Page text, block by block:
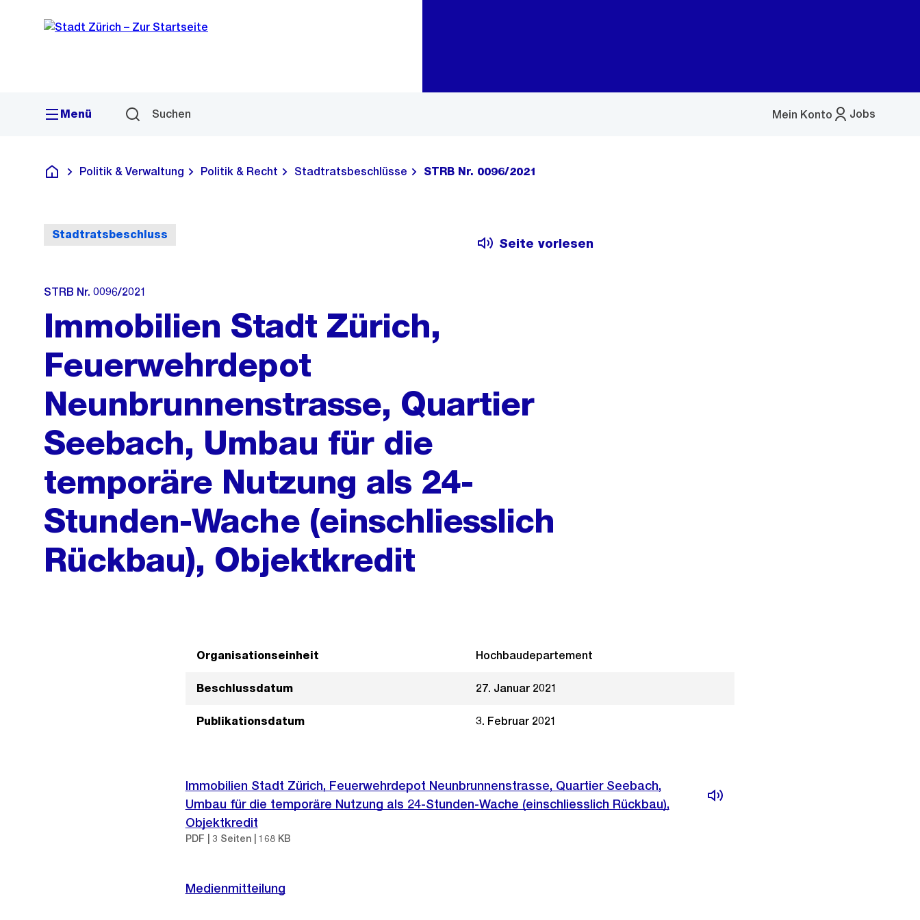
Navigation
Sprunglink
Menü Suchen Jobs
Mein Konto
Menü
Deutsch
Politik & Verwaltung Politik & Recht Stadtratsbeschlüsse STRB Nr. 0096/2021
Stadtratsbeschluss
Seite vorlesen
STRB Nr. 0096/2021
Immobilien Stadt Zürich,
Feuerwehrdepot
Neunbrunnenstrasse, Quartier
Seebach, Umbau für die
temporäre Nutzung als 24-
Stunden-Wache (einschliesslich
Rückbau), Objektkredit
Organisationseinheit Hochbaudepartement
Beschlussdatum 27. Januar 2021
Publikationsdatum 3. Februar 2021
Immobilien Stadt Zürich, Feuerwehrdepot Neunbrunnenstrasse, Quartier Seebach,
Umbau für die temporäre Nutzung als 24-Stunden-Wache (einschliesslich Rückbau),
Objektkredit
PDF | 3 Seiten | 168 KB
Medienmitteilung